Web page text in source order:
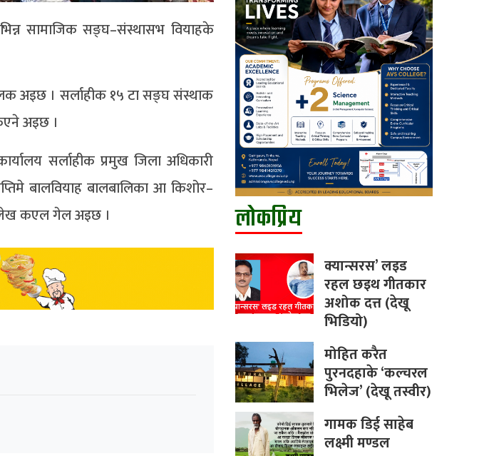
सामाजिक सङ्घ–संस्थासभ वियाहके
अइछ । सर्लाहीक १५ टा सङ्घ संस्थाक
अइछ ।
सर्लाहीक प्रमुख जिला अधिकारी
बालवियाह बालबालिका आ किशोर–
कएल गेल अइछ ।
लोकप्रिय
क्यान्सरस’ लइड
रहल छइथ गीतकार
अशोक दत्त (देखू
भिडियो)
मोहित करैत
पुरनदहाके ‘कल्चरल
भिलेज’ (देखू तस्वीर)
गामक डिई साहेब
लक्ष्मी मण्डल